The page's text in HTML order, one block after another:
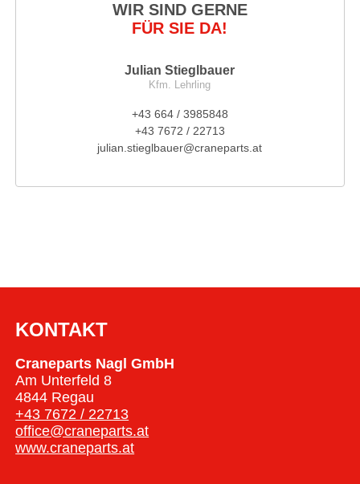
WIR SIND GERNE
FÜR SIE DA!
Julian Stieglbauer
Kfm. Lehrling
+43 664 / 3985848
+43 7672 / 22713
julian.stieglbauer@craneparts.at
KONTAKT
Craneparts Nagl GmbH
Am Unterfeld 8
4844 Regau
+43 7672 / 22713
office@craneparts.at
www.craneparts.at